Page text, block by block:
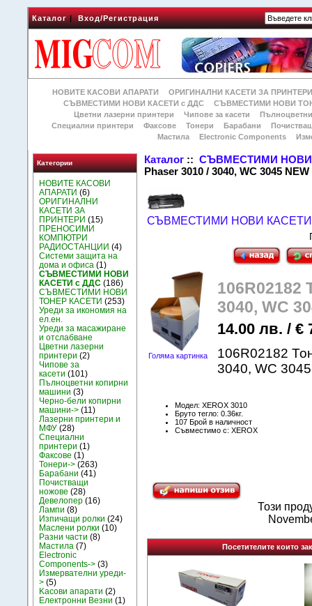
Каталог|Вход/Регистрация
НОВИТЕ КАСОВИ АПАРАТИ
ОРИГИНАЛНИ КАСЕТИ ЗА
СЪВМЕСТИМИ НОВИ КАСЕТИ с ДДС
СЪВМЕСТИМИ НОВИ
Цветни лазерни принтери
Чипове за касети
Специални принтери
Факсове Тонери Барабани
Мастила
Electronic Components
Категории
НОВИТЕ КАСОВИ
АПАРАТИ (6)
ОРИГИНАЛНИ
КАСЕТИ ЗА
ПРИНТЕРИ (15)
ПРЕНОСИМИ
КОМПЮТРИ
РАДИОСТАНЦИИ (4)
Системи защита на
дома и офиса (1)
СЪВМЕСТИМИ НОВИ
КАСЕТИ с ДДС (186)
СЪВМЕСТИМИ НОВИ
ТОНЕР КАСЕТИ (253)
Уреди за икономия на
ел.ен.
Уреди за масажиране
и отслабване
Цветни лазерни
принтери (2)
Чипове за
касети (101)
Пълноцветни копирни
машини (3)
Черно-бели копирни
машини-> (11)
Лазерни принтери и
МФУ (28)
Специални
принтери (1)
Факсове (1)
Тонери-> (263)
Барабани (41)
Почистващи
ножове (28)
Девелопер (16)
Лампи (8)
Изпичащи ролки (24)
Маслени ролки (10)
Разни части (8)
Мастила (7)
Electronic
Components-> (3)
Измервателни уреди-
> (5)
Kасови апарати (2)
Електронни Везни (1)
Каталог ::СЪВМЕСТИМИ НОВИ
Phaser 3010 / 3040, WC 3045 NEW
СЪВМЕСТИМИ НОВИ КАСЕТИ
Голяма картинка
106R02182
3040, WC
14.00 лв. / €
106R02182
3040, WC
Модел: XEROX 3010
Бруто тегло: 0.36кг.
107 Брой в наличност
Съвместимо с: XEROX
Този
Посетителите които